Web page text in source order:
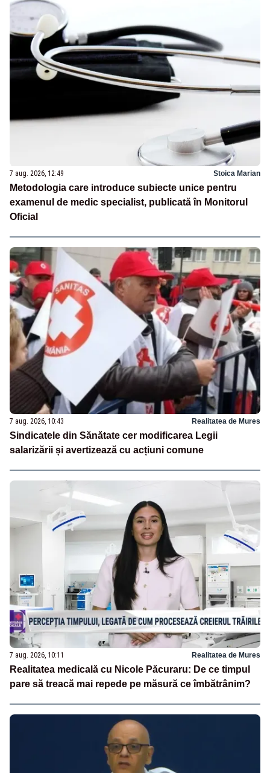
7 aug. 2026, 12:49 Stoica Marian
Metodologia care introduce subiecte unice pentru
examenul de medic specialist, publicată în Monitorul
Oficial
7 aug. 2026, 10:43 Realitatea de Mures
Sindicatele din Sănătate cer modificarea Legii
salarizării și avertizează cu acțiuni comune
7 aug. 2026, 10:11 Realitatea de Mures
Realitatea medicală cu Nicole Păcuraru: De ce timpul
pare să treacă mai repede pe măsură ce îmbătrânim?